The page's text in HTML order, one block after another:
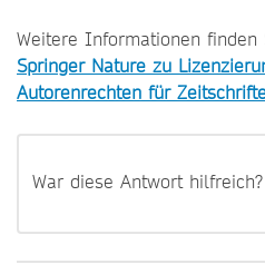
Weitere Informationen finden
Springer Nature zu
Autorenrechten für
War diese Antwort hilfreich?